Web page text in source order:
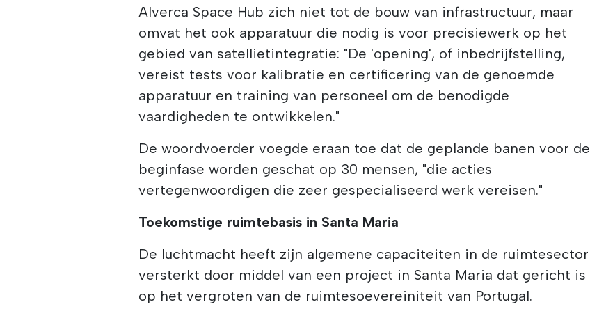
Alverca Space Hub zich niet tot de bouw van infrastructuur, maar
omvat het ook apparatuur die nodig is voor precisiewerk op het
gebied van satellietintegratie: "De 'opening', of inbedrijfstelling,
vereist tests voor kalibratie en certificering van de genoemde
apparatuur en training van personeel om de benodigde
vaardigheden te ontwikkelen."
De woordvoerder voegde eraan toe dat de geplande banen voor de
beginfase worden geschat op 30 mensen, "die acties
vertegenwoordigen die zeer gespecialiseerd werk vereisen."
Toekomstige ruimtebasis in Santa Maria
De luchtmacht heeft zijn algemene capaciteiten in de ruimtesector
versterkt door middel van een project in Santa Maria dat gericht is
op het vergroten van de ruimtesoevereiniteit van Portugal.